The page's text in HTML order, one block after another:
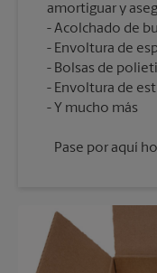
amortiguar y
Acolchado de
Envoltura de
Bolsas de
Envoltura de
Pase por aquí